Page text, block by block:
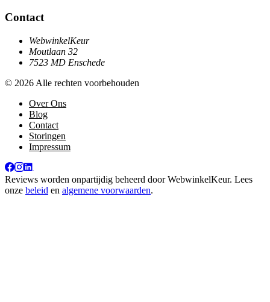
Contact
WebwinkelKeur
Moutlaan 32
7523 MD Enschede
© 2026 Alle rechten voorbehouden
Over Ons
Blog
Contact
Storingen
Impressum
Reviews worden onpartijdig beheerd doorWebwinkelKeur. Lees
onze beleid en algemene voorwaarden.